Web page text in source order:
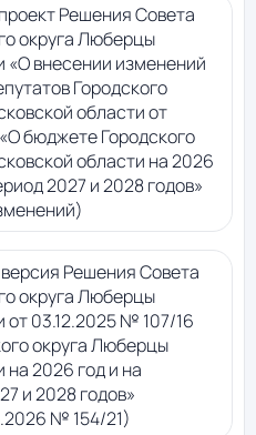
Решения Совета
округа Люберцы
«О внесении изменений
Городского
области от
бюджете Городского
области на 2026
2027 и 2028 годов»
Решения Совета
округа Люберцы
от 03.12.2025 № 107/16
округа Люберцы
2026 год и на
и 2028 годов»
№ 154/21)